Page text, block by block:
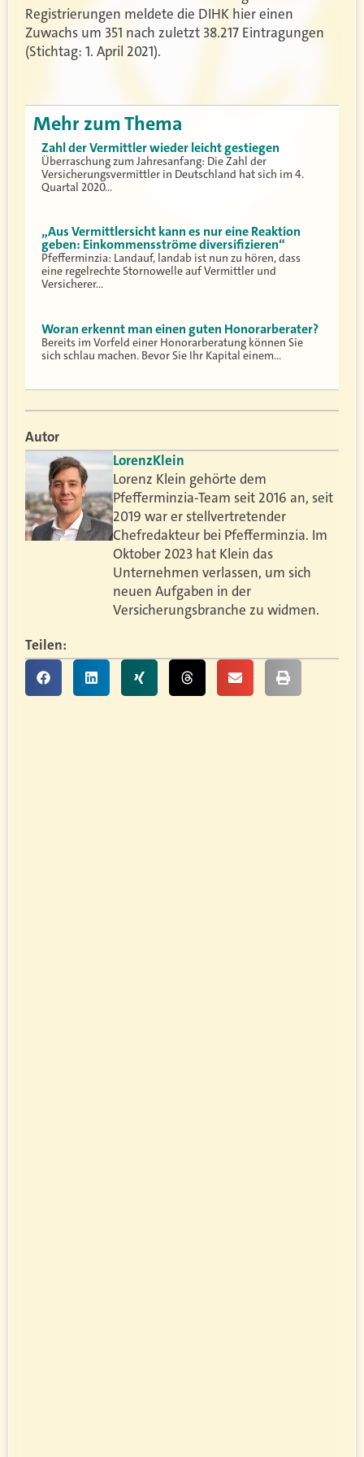
Registrierungen meldete die DIHK hier einen
Zuwachs um 351 nach zuletzt 38.217 Eintragungen
(Stichtag: 1. April 2021).
Mehr zum Thema
Zahl der Vermittler wieder leicht gestiegen
Überraschung zum Jahresanfang: Die Zahl der
Versicherungsvermittler in Deutschland hat sich im 4.
Quartal 2020…
„Aus Vermittlersicht kann es nur eine Reaktion
geben: Einkommensströme diversifizieren“
Pfefferminzia: Landauf, landab ist nun zu hören, dass
eine regelrechte Stornowelle auf Vermittler und
Versicherer…
Woran erkennt man einen guten Honorarberater?
Bereits im Vorfeld einer Honorarberatung können Sie
sich schlau machen. Bevor Sie Ihr Kapital einem…
Autor
LorenzKlein
Lorenz Klein gehörte dem
Pfefferminzia-Team seit 2016 an, seit
2019 war er stellvertretender
Chefredakteur bei Pfefferminzia. Im
Oktober 2023 hat Klein das
Unternehmen verlassen, um sich
neuen Aufgaben in der
Versicherungsbranche zu widmen.
Teilen: